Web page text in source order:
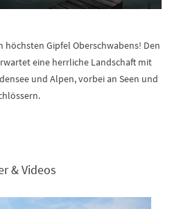
höchsten Gipfel Oberschwabens! Den
eine herrliche Landschaft mit
und Alpen, vorbei an Seen und
& Videos